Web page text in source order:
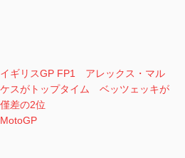
イギリスGP FP1 アレックス・マル
ケスがトップタイム ベッツェッキが
僅差の2位
MotoGP